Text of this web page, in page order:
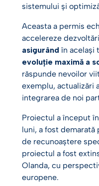
sistemului și
Aceasta a permis
accelereze
asigurând în același
evoluție maximă a
răspunde nevoilor
exemplu, actualizări
integrarea de noi
Proiectul a început
luni, a fost
de recunoaștere
proiectul a fost
Olanda, cu
europene.